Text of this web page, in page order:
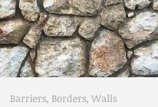
Barriers, Borders, Walls